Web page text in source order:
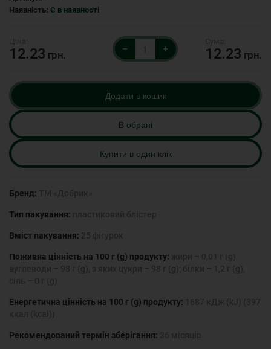
Наявність: Є в наявності
12.23 грн.
– + 12.23 грн.
Додати в кошик
В обрані
Купити в один клік
Бренд:
Тип пакування:
Вміст пакування:
Поживна цінність на 100 г (g) продукту:
Енергетична цінність на 100 г (g) продукту:
Рекомендований термін зберігання: